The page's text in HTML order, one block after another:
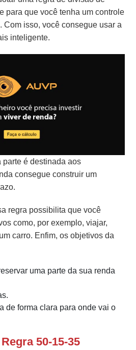
para que você tenha um controle
Com isso, você consegue usar a
inteligente.
é destinada aos
consegue construir um
regra possibilita que você
como, por exemplo, viajar,
carro. Enfim, os objetivos da
uma parte da sua renda
de forma clara para onde vai o
50-15-35